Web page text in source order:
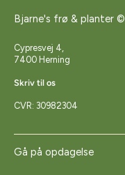
Bjarne's frø & planter ©
Cypresvej 4,
7400 Herning
Skriv til os
CVR: 30982304
Gå på opdagelse